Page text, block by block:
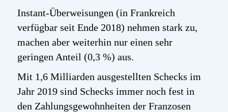
Instant-Überweisungen (in Frankreich
verfügbar seit Ende 2018) nehmen stark zu,
machen aber weiterhin nur einen sehr
geringen Anteil (0,3 %) aus.
Mit 1,6 Milliarden ausgestellten Schecks im
Jahr 2019 sind Schecks immer noch fest in
den Zahlungsgewohnheiten der Franzosen